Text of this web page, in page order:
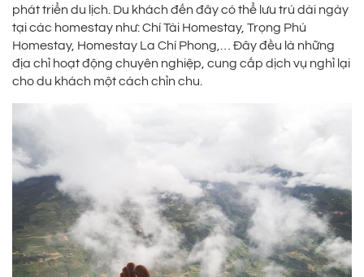
phát triển du lịch. Du khách đến đây có thể lưu trú dài ngày
tại các homestay như: Chí Tài Homestay, Trọng Phú
Homestay, Homestay La Chí Phong,… Đây đều là những
địa chỉ hoạt động chuyên nghiệp, cung cấp dịch vụ nghỉ lại
cho du khách một cách chỉn chu.